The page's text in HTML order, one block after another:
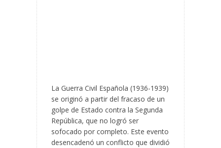
La Guerra Civil Española (1936-1939)
se originó a partir del fracaso de un
golpe de Estado contra la Segunda
República, que no logró ser
sofocado por completo. Este evento
desencadenó un conflicto que dividió